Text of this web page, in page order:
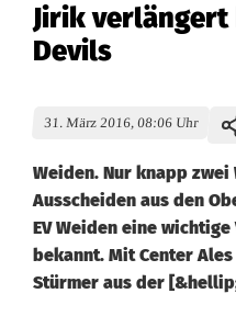
Jirik verlängert
Devils
31. März 2016, 08:06 Uhr
Weiden. Nur knapp zwei
Ausscheiden aus den
EV Weiden eine
bekannt. Mit Center
Stürmer aus der